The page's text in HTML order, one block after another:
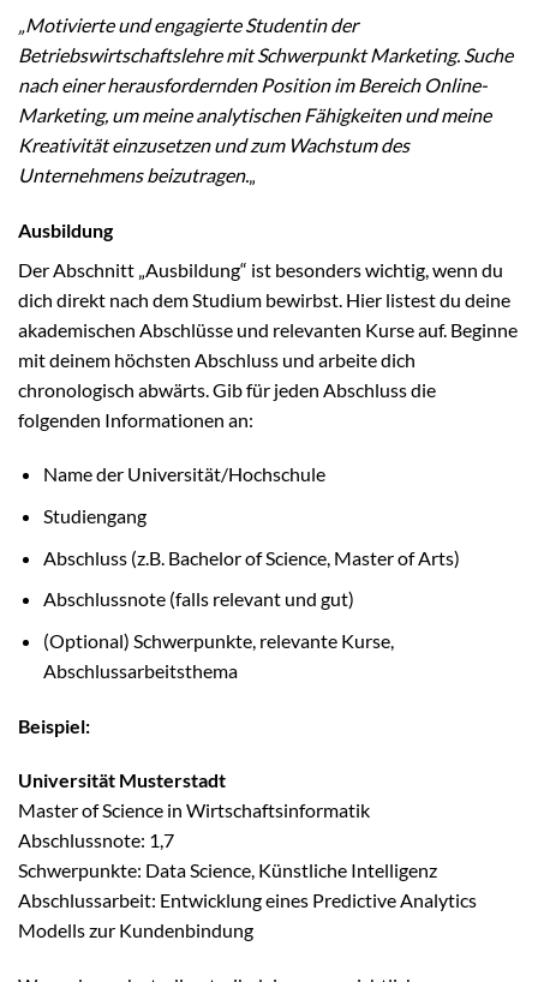
„Motivierte und engagierte Studentin der
Betriebswirtschaftslehre mit Schwerpunkt Marketing. Suche
nach einer herausfordernden Position im Bereich Online-
Marketing, um meine analytischen Fähigkeiten und meine
Kreativität einzusetzen und zum Wachstum des
Unternehmens beizutragen.
Ausbildung
Der Abschnitt „Ausbildung“ ist besonders wichtig, wenn du
dich direkt nach dem Studium bewirbst. Hier listest du deine
akademischen Abschlüsse und relevanten Kurse auf. Beginne
mit deinem höchsten Abschluss und arbeite dich
chronologisch abwärts. Gib für jeden Abschluss die
folgenden Informationen an:
Name der Universität/Hochschule
Studiengang
Abschluss (z.B. Bachelor of Science, Master of Arts)
Abschlussnote (falls relevant und gut)
(Optional) Schwerpunkte, relevante Kurse,
Abschlussarbeitsthema
Beispiel:
Universität Musterstadt
Master of Science in Wirtschaftsinformatik
Abschlussnote: 1,7
Schwerpunkte: Data Science, Künstliche Intelligenz
Abschlussarbeit: Entwicklung eines Predictive Analytics
Modells zur Kundenbindung